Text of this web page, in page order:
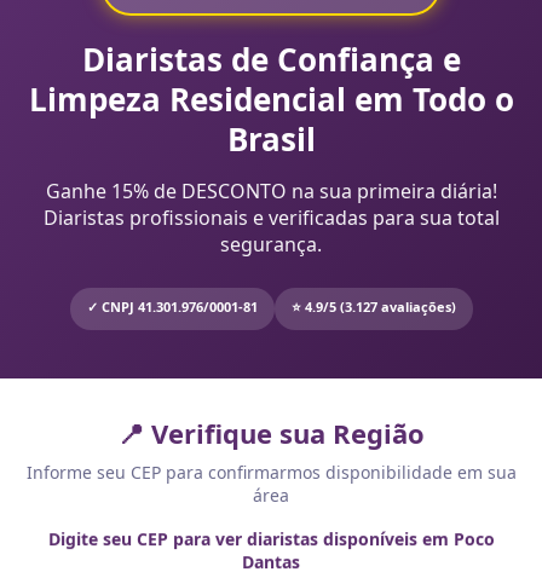
Diaristas de Confiança e
Limpeza Residencial em Todo o
Brasil
Ganhe 15% de DESCONTO na sua primeira diária!
Diaristas profissionais e verificadas para sua total
segurança.
✓ CNPJ 41.301.976/0001-81 ⭐ 4.9/5 (3.127 avaliações)
📍 Verifique sua Região
Informe seu CEP para confirmarmos disponibilidade em sua
área
Digite seu CEP para ver diaristas disponíveis em Poco
Dantas